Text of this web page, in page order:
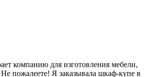
компанию для изготовления мебели,
пожалеете! Я заказывала шкаф-купе в